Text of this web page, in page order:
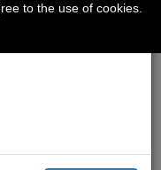
to the use of cookies.